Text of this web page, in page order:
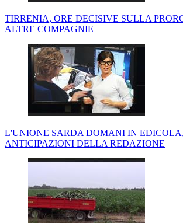
TIRRENIA, ORE DECISIVE SULLA
ALTRE COMPAGNIE
L'UNIONE SARDA DOMANI IN
ANTICIPAZIONI DELLA REDAZIONE